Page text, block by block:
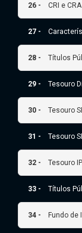
26 - CRI e CRA
27 -
28 - Títulos
29 - Tesouro
30 - Tesouro
31 - Tesouro
32 - Tesouro
33 - Títulos
34 - Fundo de